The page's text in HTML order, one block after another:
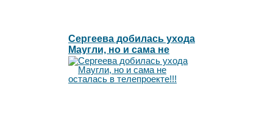
Сергеева добилась ухода
Маугли, но и сама не
осталась в телепроекте!!!